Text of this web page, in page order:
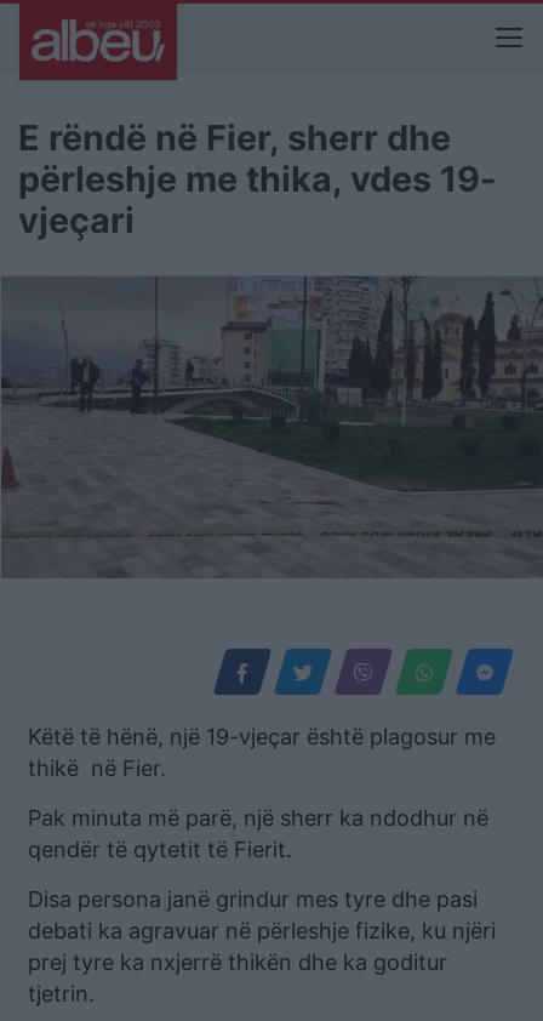
E rëndë në Fier, sherr dhe
përleshje me thika, vdes 19-
vjeçari
Këtë të hënë, një 19-vjeçar është plagosur me
thikë në Fier.
Pak minuta më parë, një sherr ka ndodhur në
qendër të qytetit të Fierit.
Disa persona janë grindur mes tyre dhe pasi
debati ka agravuar në përleshje fizike, ku njëri
prej tyre ka nxjerrë thikën dhe ka goditur
tjetrin.